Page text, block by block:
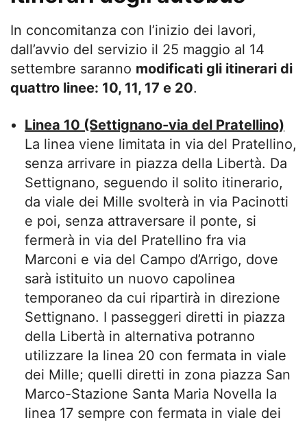
In concomitanza con l’inizio dei lavori,
dall’avvio del servizio il 25 maggio al 14
settembre saranno modificati gli itinerari di
quattro linee: 10, 11, 17 e 20.
Linea 10 (Settignano-via del Pratellino)
La linea viene limitata in via del Pratellino,
senza arrivare in piazza della Libertà. Da
Settignano, seguendo il solito itinerario,
da viale dei Mille svolterà in via Pacinotti
e poi, senza attraversare il ponte, si
fermerà in via del Pratellino fra via
Marconi e via del Campo d’Arrigo, dove
sarà istituito un nuovo capolinea
temporaneo da cui ripartirà in direzione
Settignano. I passeggeri diretti in piazza
della Libertà in alternativa potranno
utilizzare la linea 20 con fermata in viale
dei Mille; quelli diretti in zona piazza San
Marco-Stazione Santa Maria Novella la
linea 17 sempre con fermata in viale dei